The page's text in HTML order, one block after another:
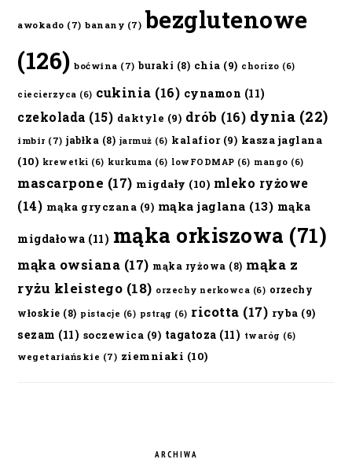
awokado (7) banany (7) bezglutenowe
(126) boćwina (7) buraki (8) chia (9) chorizo (6)
ciecierzyca (6) cukinia (16) cynamon (11)
czekolada (15) daktyle (9) drób (16) dynia (22)
imbir (7) jabłka (8) jarmuż (6) kalafior(9) kasza jaglana
(10) krewetki (6) kurkuma (6) lowFODMAP (6) mango (6)
mascarpone (17) migdały (10) mleko ryżowe
(14) mąka gryczana (9) mąka jaglana (13) mąka
migdałowa (11) mąka orkiszowa (71)
mąka owsiana (17) mąka ryżowa (8) mąka z
ryżu kleistego (18) orzechy nerkowca (6) orzechy
włoskie (8) pistacje (6) pstrąg (6) ricotta (17) ryba (9)
sezam (11) soczewica (9) tagatoza (11) twaróg (6)
wegetariańskie (7) ziemniaki (10)
ARCHIWA